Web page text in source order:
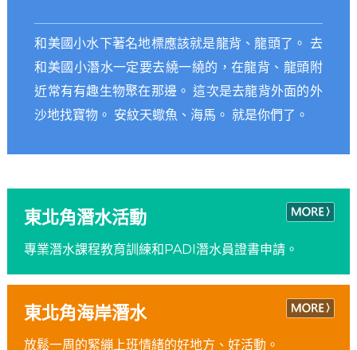
和美國小水下著名地標應該就是龍背、龍頭了。 去
和美國小潛水一定要去繞一繞的，在龍背、龍頭附
近常有有趣生物聚在那邊。 這次是去龍背外面的外
沙地找寶物。 安紋天蠍魚、海馬。 就是你們了。
東北角潛水活動
專業潛水課程教育訓練和PADI潛水員證書申請。
東北角海岸潛水
放鬆一周的緊繃上班情緒的好地方、好活動。